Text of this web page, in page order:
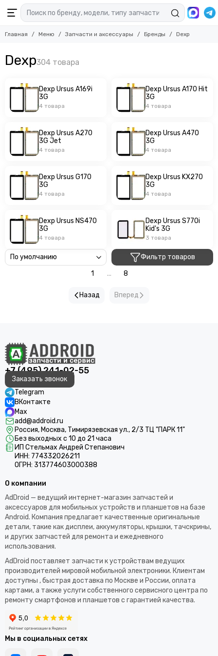
Главная Меню Запчасти и аксессуары Бренды Dexp
Dexp
Dexp Ursus A169i
3G
4 товара
Dexp Ursus A170 Hit
3G
4 товара
Dexp Ursus A270
3G Jet
4 товара
Dexp Ursus A470
3G
4 товара
Dexp Ursus G170
3G
4 товара
Dexp Ursus KX270
3G
4 товара
Dexp Ursus NS470
3G
4 товара
Dexp Ursus S770i
Kid's 3G
3 товара
Фильтр товаров
Назад
1 ... 8
Вперед
+7 (495) 241-02-55
Заказать звонок
Telegram
ВКонтакте
Max
add@addroid.ru
Россия, Москва, Тимирязевская ул., 2/3 ТЦ "ПАРК 11"
Без выходных с 10 до 21 часа
ИП Стельмах Андрей Степанович
ИНН: 774332026211
ОГРН: 313774603000388
О компании
AdDroid — ведущий интернет-магазин запчастей и
аксессуаров для мобильных устройств и планшетов на базе
Android. Компания предлагает качественные оригинальные
детали, такие как дисплеи, аккумуляторы, крышки, тачскрины,
и других запчастей для ремонта и ежедневного
использования.​
AdDroid поставляет запчасти к устройствам ведущих
производителей мировой мобильной электроники. Клиентам
доступны , быстрая доставка по Москве и России, оплата
картами, а также услуги собственного сервисного центра по
ремонту смартфонов и планшетов с гарантией качества.
Мы в социальных сетях